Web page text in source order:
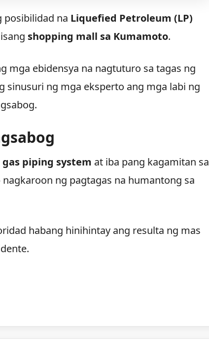
na Liquefied Petroleum (LP)
shopping mall sa Kumamoto.
mga ebidensya na nagtuturo sa tagas ng
sinusuri ng mga eksperto ang mga labi ng
gas piping system at iba pang kagamitan sa
ng pagtagas na humantong sa
habang hinihintay ang resulta ng mas